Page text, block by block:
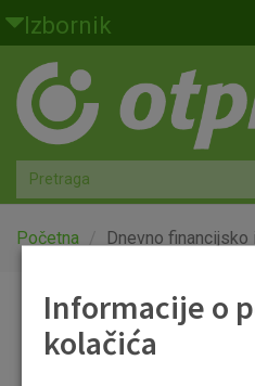
Skoči na glavni sadržaj
Izbornik
Građani
Privatno bankarstvo
Agro
Mala poduzeća i obrtnici
Globalna tržišta
Početna Dnevno financijsko
Dnevno
Informacije o
kolačića